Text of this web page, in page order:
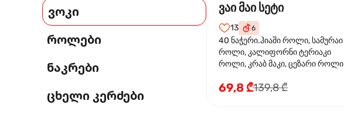
ვოკი
როლები
ნაკრები
ცხელი კერძები
ვაი მაი სეტი
13 6
40 ნაჭერი.ჰიაში როლი, სამურაი
როლი, კალიფორნი ტერიაკი
როლი, კრაბ მაკი, ცეზარი როლი
69,8 ₾139,8 ₾